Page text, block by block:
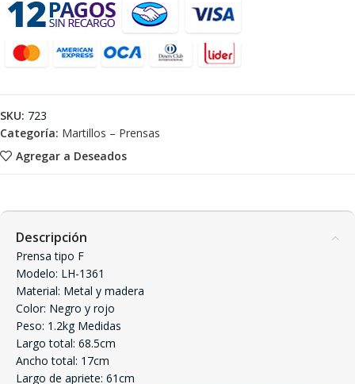
Agregar a Deseados
SKU: 723
Categoría: Martillos – Prensas
Descripción
Prensa tipo F
Modelo: LH-1361
Material: Metal y madera
Color: Negro y rojo
Peso: 1.2kg Medidas
Largo total: 68.5cm
Ancho total: 17cm
Largo de apriete: 61cm